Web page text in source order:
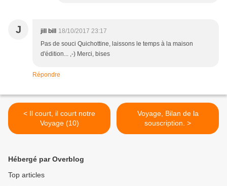
J jill bill
18/10/2017 23:17
Pas de souci Quichottine, laissons le temps à la maison
d'édition... ,-) Merci, bises
Répondre
< Il court, il court notre
Voyage (10)
Voyage, Bilan de la
souscription. >
Hébergé par Overblog
Top articles